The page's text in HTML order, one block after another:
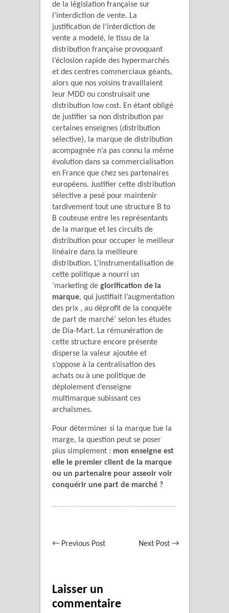
de la législation française sur
l’interdiction de vente. La
justification de l’interdiction de
vente a modelé, le tissu de la
distribution française provoquant
l’éclosion rapide des hypermarchés
et des centres commerciaux géants,
alors que nos voisins travaillaient
leur MDD ou construisait une
distribution low cost. En étant obligé
de justifier sa non distribution par
certaines enseignes (distribution
sélective), la marque de distribution
acompagnée n’a pas connu la même
évolution dans sa commercialisation
en France que chez ses partenaires
européens. Justifier cette distribution
sélective a pesé pour maintenir
tardivement tout une structure B to
B couteuse entre les représentants
de la marque et les circuits de
distribution pour occuper le meilleur
linéaire dans la meilleure
distribution. L’instrumentalisation de
cette politique a nourri un
‘marketing de glorification de la
marque, qui justifiait l’augmentation
des prix , au déprofit de la conquète
de part de marché’ selon les études
de Dia-Mart. La rémunération de
cette structure encore présente
disperse la valeur ajoutée et
s’oppose à la centralisation des
achats ou à une politique de
déploiement d’enseigne
multimarque subissant ces
archaïsmes.
Pour déterminer si la marque tue la
marge, la question peut se poser
plus simplement : mon enseigne est
elle le premier client de la marque
ou un partenaire pour asseoir voir
conquérir une part de marché ?
← Previous Post Next Post →
Laisser un
commentaire